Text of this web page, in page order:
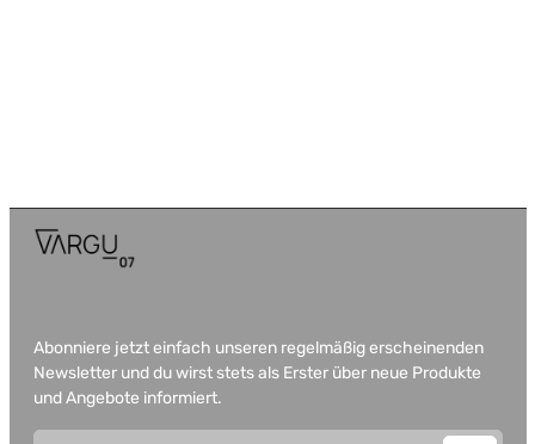
Abonniere jetzt einfach unseren regelmäßig erscheinenden
Newsletter und du wirst stets als Erster über neue Produkte
und Angebote informiert.